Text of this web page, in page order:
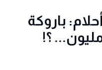
باروكة